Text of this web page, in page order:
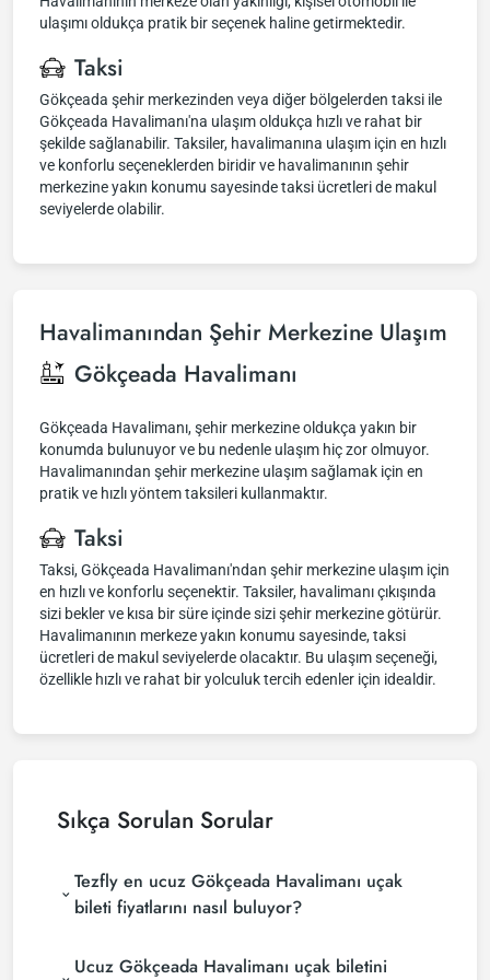
ulaşımı oldukça pratik bir seçenek haline getirmektedir.
Taksi
Gökçeada şehir merkezinden veya diğer bölgelerden taksi ile
Gökçeada Havalimanı'na ulaşım oldukça hızlı ve rahat bir
şekilde sağlanabilir. Taksiler, havalimanına ulaşım için en hızlı
ve konforlu seçeneklerden biridir ve havalimanının şehir
merkezine yakın konumu sayesinde taksi ücretleri de makul
seviyelerde olabilir.
Havalimanından Şehir Merkezine Ulaşım
Gökçeada Havalimanı
Gökçeada Havalimanı, şehir merkezine oldukça yakın bir
konumda bulunuyor ve bu nedenle ulaşım hiç zor olmuyor.
Havalimanından şehir merkezine ulaşım sağlamak için en
pratik ve hızlı yöntem taksileri kullanmaktır.
Taksi
Taksi, Gökçeada Havalimanı'ndan şehir merkezine ulaşım için
en hızlı ve konforlu seçenektir. Taksiler, havalimanı çıkışında
sizi bekler ve kısa bir süre içinde sizi şehir merkezine götürür.
Havalimanının merkeze yakın konumu sayesinde, taksi
ücretleri de makul seviyelerde olacaktır. Bu ulaşım seçeneği,
özellikle hızlı ve rahat bir yolculuk tercih edenler için idealdir.
Sıkça Sorulan Sorular
Tezfly en ucuz Gökçeada Havalimanı uçak
bileti fiyatlarını nasıl buluyor?
bulmak için tur operatörleri, büyük rezervasyon
Ucuz Gökçeada Havalimanı uçak biletini